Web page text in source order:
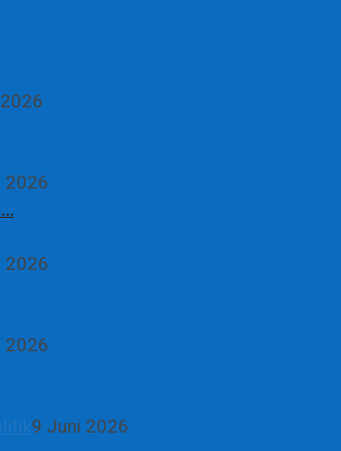
2026
2026
2026
9 Juni 2026